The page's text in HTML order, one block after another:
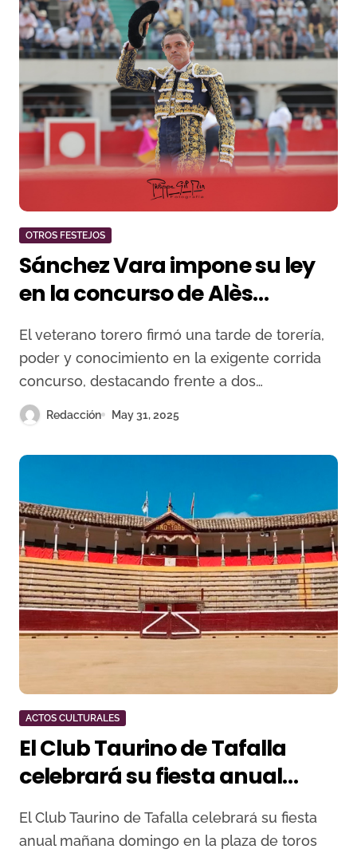
OTROS FESTEJOS
Sánchez Vara impone su ley
en la concurso de Alès
cortando una oreja
El veterano torero firmó una tarde de torería,
poder y conocimiento en la exigente corrida
concurso, destacando frente a dos…
Redacción May 31, 2025
ACTOS CULTURALES
El Club Taurino de Tafalla
celebrará su fiesta anual
mañana domingo en la plaza
de toros
El Club Taurino de Tafalla celebrará su fiesta
anual mañana domingo en la plaza de toros